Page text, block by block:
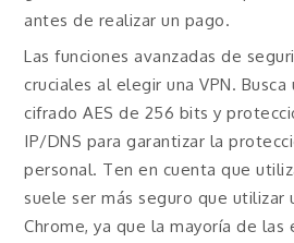
antes de realizar un pago.
Las funciones avanzadas de
cruciales al elegir una VPN. Busca
cifrado AES de 256 bits y
IP/DNS para garantizar la
personal. Ten en cuenta que
suele ser más seguro que utilizar
Chrome, ya que la mayoría de las